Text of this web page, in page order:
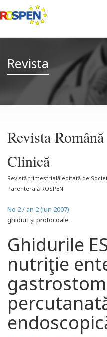
Revista
Revista
Clinică
Revistă trimestrială editată de
Parenterală ROSPEN
No 2 / an 2 (iun 2007)
ghiduri şi protocoale
Ghidurile
nutriţie